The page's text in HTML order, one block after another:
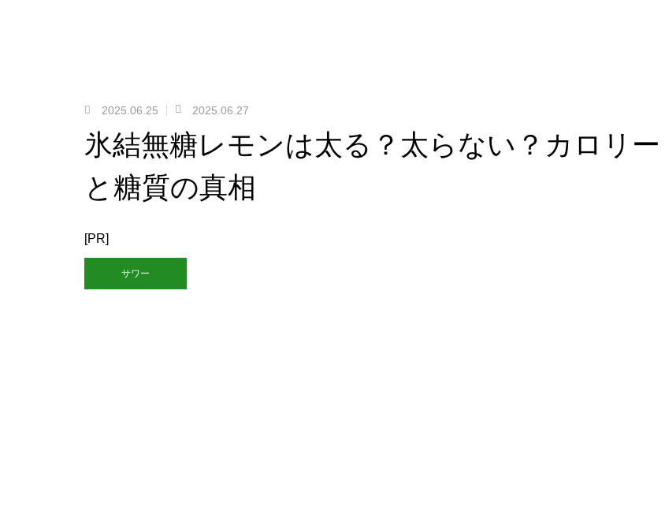
2025.06.25 2025.06.27
氷結無糖レモンは太る？太らない？カロリー
と糖質の真相
[PR]
サワー